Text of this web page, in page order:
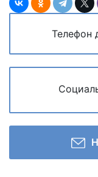
Телефон